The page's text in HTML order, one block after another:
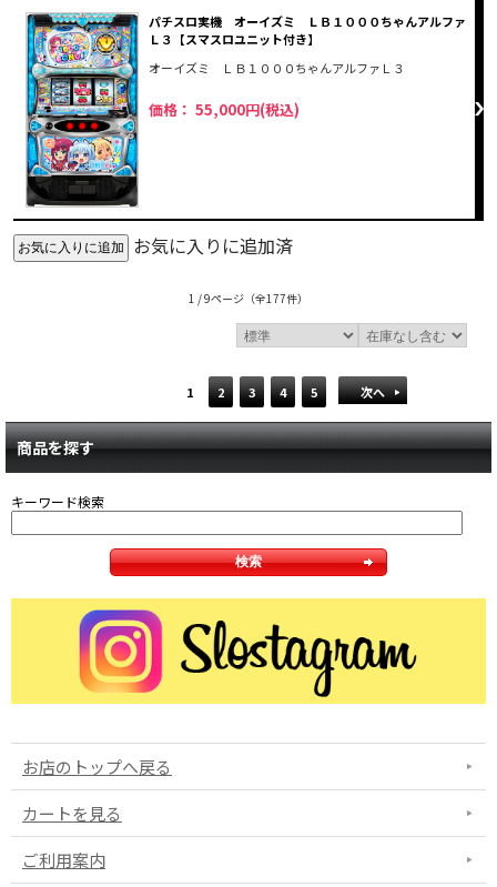
パチスロ実機 オーイズミ ＬＢ１０００ちゃんアルファ
Ｌ３【スマスロユニット付き】
オーイズミ ＬＢ１０００ちゃんアルファＬ３
価格： 55,000円(税込)
お気に入りに追加済
1 / 9ページ （全177件）
1 2 3 4 5 次へ
商品を探す
キーワード検索
お店のトップへ戻る
カートを見る
ご利用案内